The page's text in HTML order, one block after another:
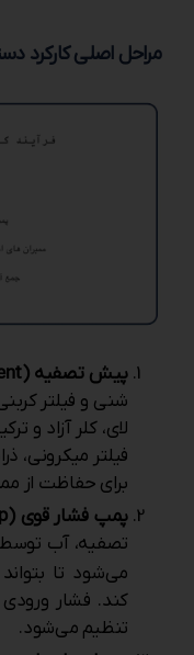
مراحل اصلی کارکرد
پیش ‌تصفیه (Pretreatment):
شنی و فیلتر
لای، کلر آزاد و
فیلتر میکرونی،
برای حفاظت از
پمپ فشار قوی (High Pressure Pump):
تصفیه، آب توسط
می‌شود تا بتواند
کند. فشار
تنظیم می‌شود.